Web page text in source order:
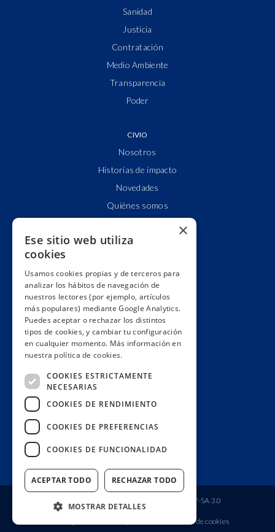
Sanidad
Justicia
Contratación
Medio Ambiente
Transparencia
Poder
CIVIO
Nosotros
Historias de impacto
Novedades
Quiénes somos
Alianzas y redes
Impacto
Premios
Formación
Código ético
Re-publica
Muro de donantes
Únete aquí
Fundación Ciudadana Civio CC BY-SA 3.0
Política de cookies
×
Ese sitio web utiliza
cookies
Usamos cookies propias y de terceros para
analizar los hábitos de navegación de
nuestros lectores (por ejemplo, artículos
más populares) mediante Google Analytics.
Puedes aceptar o rechazar los distintos
tipos de cookies, y cambiar tu configuración
en cualquier momento. Más información en
nuestra política de cookies.
COOKIES ESTRICTAMENTE
NECESARIAS
COOKIES DE RENDIMIENTO
COOKIES DE PREFERENCIAS
COOKIES DE FUNCIONALIDAD
ACEPTAR TODO RECHAZAR TODO
MOSTRAR DETALLES